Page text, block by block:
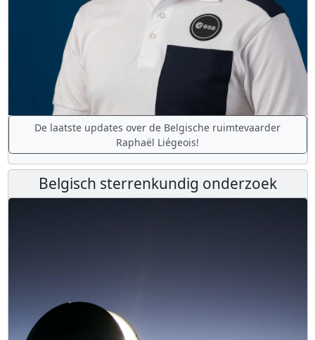
De laatste updates over de Belgische ruimtevaarder
Raphaël Liégeois!
Belgisch sterrenkundig onderzoek